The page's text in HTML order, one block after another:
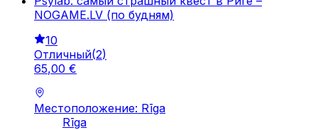
NOGAME.LV (по будням)
10
Отличный(2)
65,00 €
Местоположение: Rīga
Rīga